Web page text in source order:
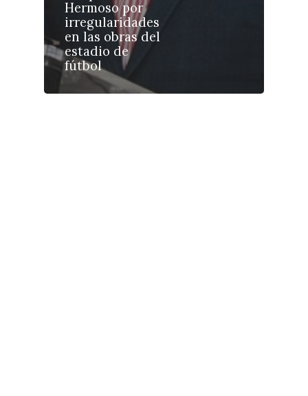
Hermoso por
irregularidades
en las obras del
estadio de
fútbol